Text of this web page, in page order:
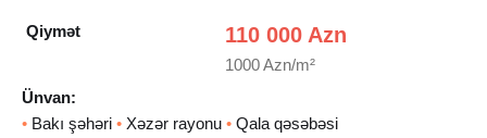
Qiymət 110 000 Azn
1000 Azn/m²
Ünvan:
• Bakı şəhəri • Xəzər rayonu • Qala qəsəbəsi